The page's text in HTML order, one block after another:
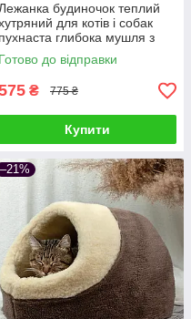
Лежанка будиночок теплий
для котів і собак
пухнаста глибока мушля з
капюшоном 40
Готово до відправки
₴ 775 ₴
Купити
–21%